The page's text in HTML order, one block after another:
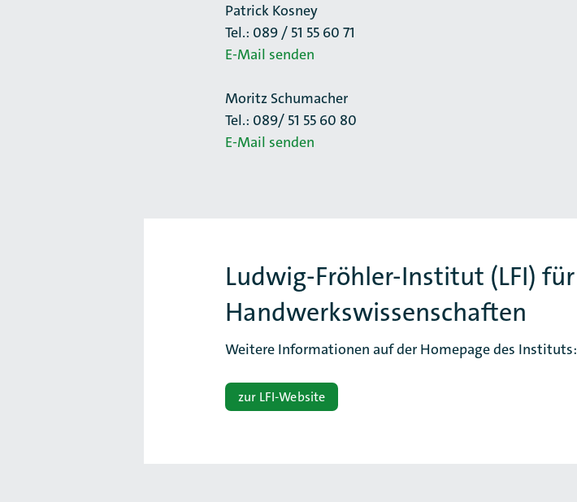
Patrick Kosney
Tel.: 089 / 51 55 60 71
E-Mail senden
Moritz Schumacher
Tel.: 089/ 51 55 60 80
E-Mail senden
Ludwig-Fröhler-Institut (LFI) für
Handwerkswissenschaften
Weitere Informationen auf der Homepage des Instituts:
zur LFI-Website